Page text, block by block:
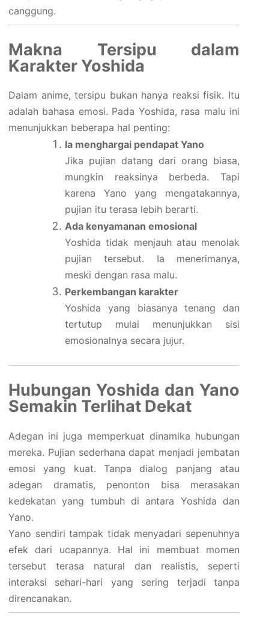
canggung.
Makna Tersipu dalam
Karakter Yoshida
Dalam anime, tersipu bukan hanya reaksi fisik. Itu
adalah bahasa emosi. Pada Yoshida, rasa malu ini
menunjukkan beberapa hal penting:
Ia menghargai pendapat Yano
Jika pujian datang dari orang biasa,
mungkin reaksinya berbeda. Tapi
karena Yano yang mengatakannya,
pujian itu terasa lebih berarti.
Ada kenyamanan emosional
Yoshida tidak menjauh atau menolak
pujian tersebut. Ia menerimanya,
meski dengan rasa malu.
Perkembangan karakter
Yoshida yang biasanya tenang dan
tertutup mulai menunjukkan sisi
emosionalnya secara jujur.
Hubungan Yoshida dan Yano
Semakin Terlihat Dekat
Adegan ini juga memperkuat dinamika hubungan
mereka. Pujian sederhana dapat menjadi jembatan
emosi yang kuat. Tanpa dialog panjang atau
adegan dramatis, penonton bisa merasakan
kedekatan yang tumbuh di antara Yoshida dan
Yano.
Yano sendiri tampak tidak menyadari sepenuhnya
efek dari ucapannya. Hal ini membuat momen
tersebut terasa natural dan realistis, seperti
interaksi sehari-hari yang sering terjadi tanpa
direncanakan.